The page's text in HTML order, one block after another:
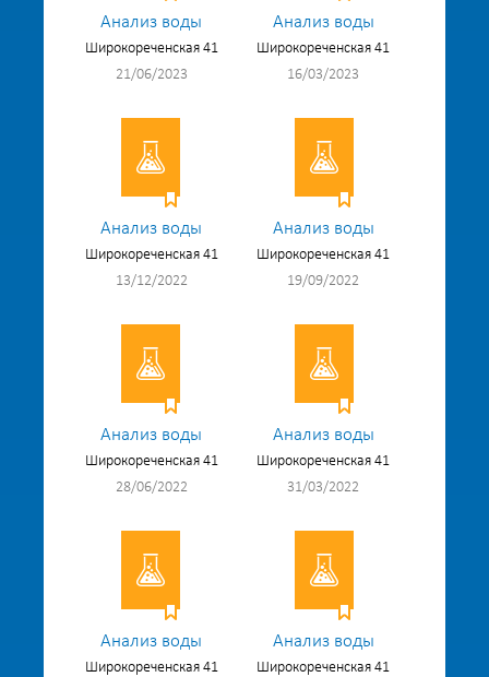
Анализ воды
Широкореченская 41
21/06/2023
Анализ воды
Широкореченская 41
16/03/2023
Анализ воды
Широкореченская 41
13/12/2022
Анализ воды
Широкореченская 41
19/09/2022
Анализ воды
Широкореченская 41
28/06/2022
Анализ воды
Широкореченская 41
31/03/2022
Анализ воды
Широкореченская 41
Анализ воды
Широкореченская 41